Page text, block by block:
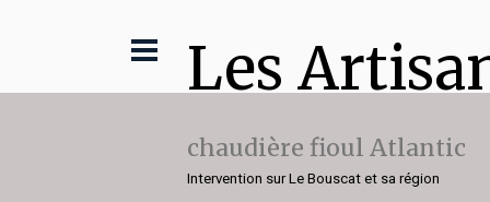
Les
chaudière fioul Atlantic
Intervention sur Le Bouscat et sa région